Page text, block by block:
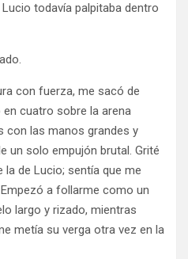
todavía palpitaba dentro
con fuerza, me sacó de
cuatro sobre la arena
con las manos grandes y
un solo empujón brutal. Grité
la de Lucio; sentía que me
a follarme como un
largo y rizado, mientras
metía su verga otra vez en la